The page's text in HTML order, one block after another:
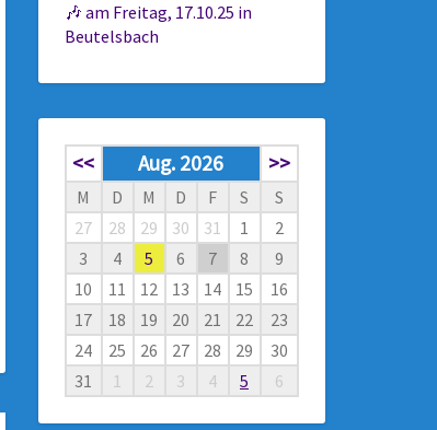
🎶 am Freitag, 17.10.25 in
Beutelsbach
<< Aug. 2026 >>
M D M D F S
S
27
28 29 30 31 1
2
3
4 5 6 7 8
9
10
11 12 13 14 15
16
17
18 19 20 21 22
23
24
25 26 27 28 29
30
31
1 2 3 4 5 6